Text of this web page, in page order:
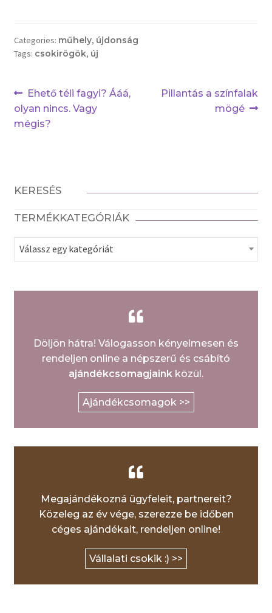
Categories: műhely, újdonság
Tags: csokirögök, új
Bejegyzés
navigáció
Previous
post:
Ehető téli fagyi? Ááá,
olyan nincs. Vagy
mégis?
Next
Pillantás a színfalak
mögé
KERESÉS
TERMÉKKATEGÓRIÁK
Válassz egy kategóriát
Döljön hátra! Válogasson kényelmesen és
rendeljen online a népszerű és csábító
ajándékcsomagjaink közül.
Ajándékcsomagok >>
Megajándékozná ügyfeleit, partnereit?
Közeleg az év vége, szerezze be időben
céges ajándékait, rendeljen online!
Vállalati csokik :) >>